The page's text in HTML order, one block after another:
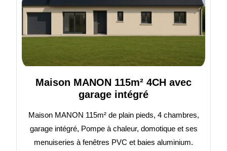
Maison MANON 115m² 4CH avec
garage intégré
Maison MANON 115m² de plain pieds, 4 chambres,
garage intégré, Pompe à chaleur, domotique et ses
menuiseries à fenêtres PVC et baies aluminium.